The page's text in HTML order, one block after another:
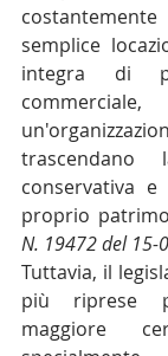
semplice
integra di
conservativa e
proprio
N. 19472 del 15-
Tuttavia, il
più riprese
maggiore